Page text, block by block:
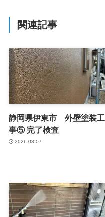
関連記事
静岡県伊東市 外壁塗装工
事⑤ 完了検査
2026.08.07